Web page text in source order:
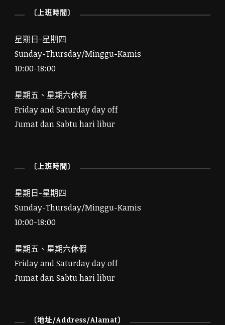
〔上班時間〕
星期日-星期四
Sunday-Thursday/Minggu-Kamis
10:00-18:00
星期五、星期六休假
Friday and Saturday day off
Jumat dan Sabtu hari libur
〔上班時間〕
星期日-星期四
Sunday-Thursday/Minggu-Kamis
10:00-18:00
星期五、星期六休假
Friday and Saturday day off
Jumat dan Sabtu hari libur
〔地址/Address/Alamat〕